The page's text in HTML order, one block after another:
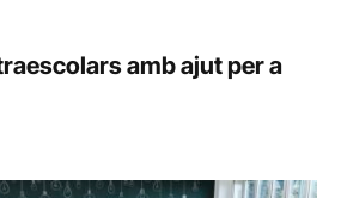
amb ajut per a